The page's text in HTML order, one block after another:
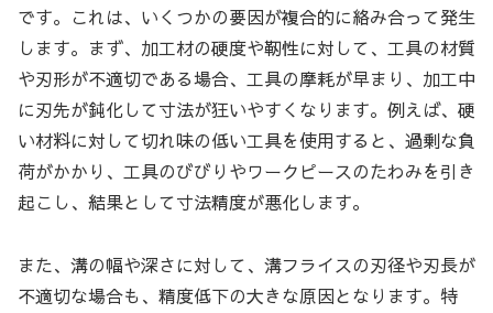
です。これは、いくつかの要因が複合的に絡み合って発生
します。まず、加工材の硬度や靭性に対して、工具の材質
や刃形が不適切である場合、工具の摩耗が早まり、加工中
に刃先が鈍化して寸法が狂いやすくなります。例えば、硬
い材料に対して切れ味の低い工具を使用すると、過剰な負
荷がかかり、工具のびびりやワークピースのたわみを引き
起こし、結果として寸法精度が悪化します。
また、溝の幅や深さに対して、溝フライスの刃径や刃長が
不適切な場合も、精度低下の大きな原因となります。特